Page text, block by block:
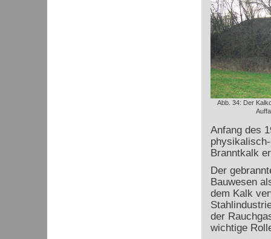
Abb. 34: Der
Anfang des
Branntkalk
Der
Bauwesen
dem Kalk
der
wichtige